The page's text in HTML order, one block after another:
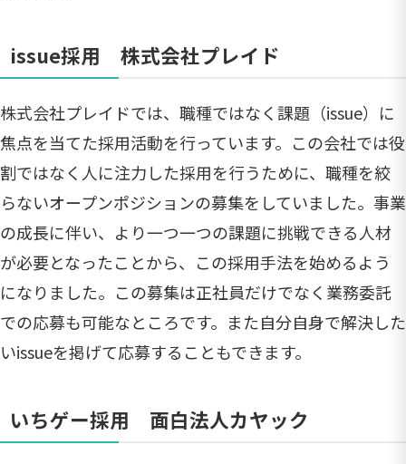
issue採用 株式会社プレイド
株式会社プレイドでは、職種ではなく課題（issue）に
焦点を当てた採用活動を行っています。この会社では役
割ではなく人に注力した採用を行うために、職種を絞
らないオープンポジションの募集をしていました。事業
の成長に伴い、より一つ一つの課題に挑戦できる人材
が必要となったことから、この採用手法を始めるよう
になりました。この募集は正社員だけでなく業務委託
での応募も可能なところです。また自分自身で解決した
いissueを掲げて応募することもできます。
いちゲー採用 面白法人カヤック